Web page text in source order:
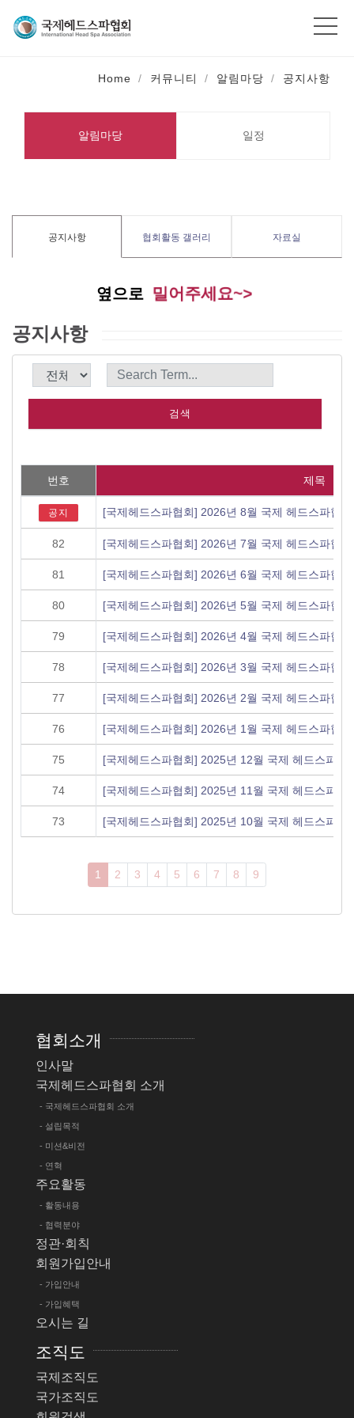
Home 커뮤니티 알림마당 공지사항
알림마당 일정
공지사항 협회활동 갤러리 자료실
옆으로 밀어주세요~>
공지사항
번호 제목
공지 [국제헤드스파협회] 2026년 8월 국제 헤드스파협
82 [국제헤드스파협회] 2026년 7월 국제 헤드스파협
81 [국제헤드스파협회] 2026년 6월 국제 헤드스파협
80 [국제헤드스파협회] 2026년 5월 국제 헤드스파협
79 [국제헤드스파협회] 2026년 4월 국제 헤드스파협
78 [국제헤드스파협회] 2026년 3월 국제 헤드스파협
77 [국제헤드스파협회] 2026년 2월 국제 헤드스파협
76 [국제헤드스파협회] 2026년 1월 국제 헤드스파협
75 [국제헤드스파협회] 2025년 12월 국제 헤드스파협
74 [국제헤드스파협회] 2025년 11월 국제 헤드스파협
73 [국제헤드스파협회] 2025년 10월 국제 헤드스파협
1 2 3 4 5 6 7 8 9
협회소개
인사말
국제헤드스파협회 소개
- 국제헤드스파협회 소개
- 설립목적
- 미션&비전
- 연혁
주요활동
- 활동내용
- 협력분야
정관·회칙
회원가입안내
- 가입안내
- 가입혜택
오시는 길
조직도
국제조직도
국가조직도